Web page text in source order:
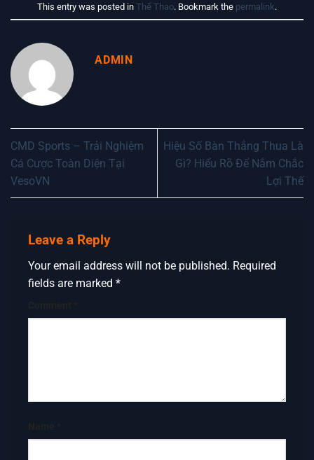
This entry was posted in Thể Thao. Bookmark the permalink.
ADMIN
CMD Sports – Trải Nghiệm
Cá Cược Toàn Diện Tại
VesoVN
Hiệu Số Bàn Thắng Thua Là
Gì? Hiểu Rõ Để Nắm Chắc
Lợi Thế
Leave a Reply
Your email address will not be published. Required
fields are marked *